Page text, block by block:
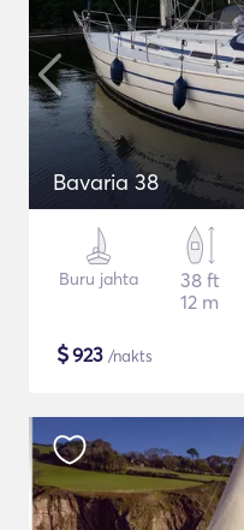
Bavaria 38
Buru jahta
38 ft
12 m
$923 /nakts